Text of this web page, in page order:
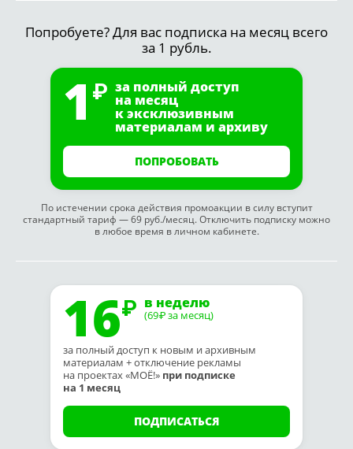
Попробуете? Для вас подписка на месяц всего
за 1 рубль.
1 за полный доступ
на месяц
к эксклюзивным
материалам и архиву
ПОПРОБОВАТЬ
По истечении срока действия промоакции в силу вступит
стандартный тариф — 69 руб./месяц. Отключить подписку можно
в любое время в личном кабинете.
16 в неделю
(69₽ за месяц)
за полный доступ к новым и архивным
материалам + отключение рекламы
на проектах «МОЁ!» при подписке
на 1 месяц
ПОДПИСАТЬСЯ